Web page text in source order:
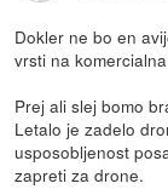
Dokler ne bo en
vrsti na
Prej ali slej bomo
Letalo je zadelo
usposobljenost
zapreti za drone.